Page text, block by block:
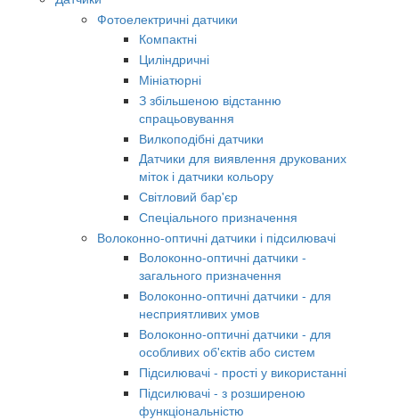
Фотоелектричні датчики
Компактні
Циліндричні
Мініатюрні
З збільшеною відстанню
спрацьовування
Вилкоподібні датчики
Датчики для виявлення друкованих
міток і датчики кольору
Світловий бар'єр
Спеціального призначення
Волоконно-оптичні датчики і підсилювачі
Волоконно-оптичні датчики -
загального призначення
Волоконно-оптичні датчики - для
несприятливих умов
Волоконно-оптичні датчики - для
особливих об'єктів або систем
Підсилювачі - прості у використанні
Підсилювачі - з розширеною
функціональністю